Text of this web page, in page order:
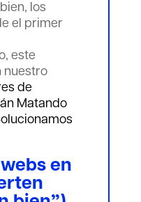
los
el primer
este
nuestro
de
Matando
en